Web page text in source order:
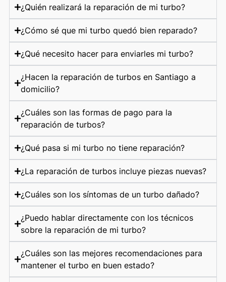
¿Quién realizará la reparación de mi turbo?
¿Cómo sé que mi turbo quedó bien reparado?
¿Qué necesito hacer para enviarles mi turbo?
¿Hacen la reparación de turbos en Santiago a
domicilio?
¿Cuáles son las formas de pago para la
reparación de turbos?
¿Qué pasa si mi turbo no tiene reparación?
¿La reparación de turbos incluye piezas nuevas?
¿Cuáles son los síntomas de un turbo dañado?
¿Puedo hablar directamente con los técnicos
sobre la reparación de mi turbo?
¿Cuáles son las mejores recomendaciones para
mantener el turbo en buen estado?